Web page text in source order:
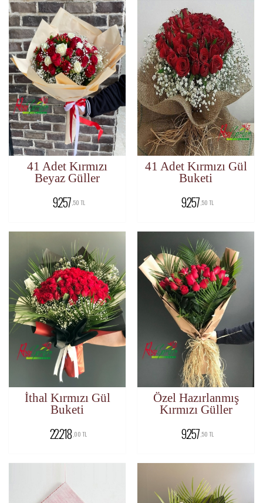
41 Adet Kırmızı
Beyaz Güller
9.257 ,50 TL
41 Adet Kırmızı Gül
Buketi
9.257 ,50 TL
İthal Kırmızı Gül
Buketi
22.218 ,00 TL
Özel Hazırlanmış
Kırmızı Güller
9.257 ,50 TL